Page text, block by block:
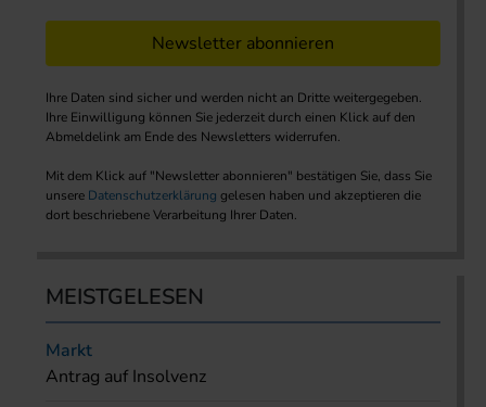
Newsletter abonnieren
Ihre Daten sind sicher und werden nicht an Dritte weitergegeben.
Ihre Einwilligung können Sie jederzeit durch einen Klick auf den
Abmeldelink am Ende des Newsletters widerrufen.
Mit dem Klick auf "Newsletter abonnieren" bestätigen Sie, dass Sie
unsere Datenschutzerklärung gelesen haben und akzeptieren die
dort beschriebene Verarbeitung Ihrer Daten.
MEISTGELESEN
Markt
Antrag auf Insolvenz